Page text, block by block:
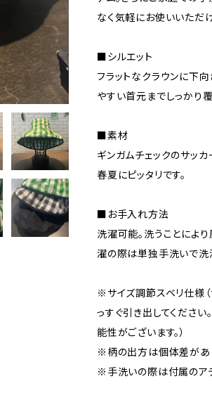
なく気軽にお使いいただけ
■シルエット
フラットなクラウンに下
やすい首元までしっかり覆
■素材
ギンガムチェックのサッ
春夏にピッタリです。
■お手入れ方法
洗濯可能。洗うことによ
濯の際は単独手洗いで洗
※サイズ調節スベリ仕様
っすぐ引き出してくださ
能性がございます。）
※柄の出方は個体差があ
※手洗いの際は付属のア